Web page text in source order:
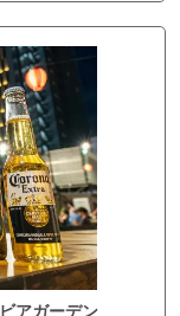
アガーデン